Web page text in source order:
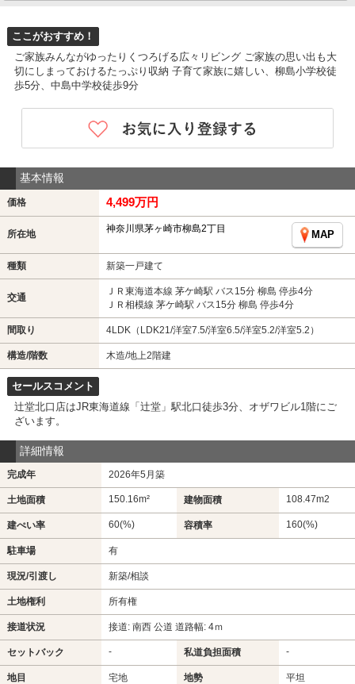
ここがおすすめ！
ご家族みんながゆったりくつろげる広々リビング ご家族の思い出も大
切にしまっておけるたっぷり収納 子育て家族に嬉しい、柳島小学校徒
歩5分、中島中学校徒歩9分
基本情報
価格 4,499万円
所在地 神奈川県茅ヶ崎市柳島2丁目
MAP
種類 新築一戸建て
交通
ＪＲ東海道本線 茅ケ崎駅 バス15分 柳島 停歩4分
ＪＲ相模線 茅ケ崎駅 バス15分 柳島 停歩4分
間取り 4LDK（LDK21/洋室7.5/洋室6.5/洋室5.2/洋室5.2）
構造/階数 木造/地上2階建
セールスコメント
辻堂北口店はJR東海道線「辻堂」駅北口徒歩3分、オザワビル1階にご
ざいます。
詳細情報
完成年 2026年5月築
土地面積 150.16m² 建物面積 108.47m2
建ぺい率 60(%) 容積率 160(%)
駐車場 有
現況/引渡し 新築/相談
土地権利 所有権
接道状況 接道: 南西 公道 道路幅: 4ｍ
セットバック - 私道負担面積 -
地目 宅地 地勢 平坦